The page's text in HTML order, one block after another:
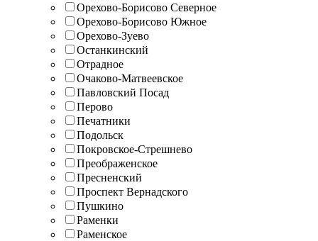
Орехово-Борисово Северное
Орехово-Борисово Южное
Орехово-Зуево
Останкинский
Отрадное
Очаково-Матвеевское
Павловский Посад
Перово
Печатники
Подольск
Покровское-Стрешнево
Преображенское
Пресненский
Проспект Вернадского
Пушкино
Раменки
Раменское